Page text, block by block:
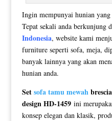
Ingin mempunyai hunian
Tepat sekali anda berkunjung
Indonesia, website kami
furniture seperti sofa, meja,
banyak lainnya yang akan
hunian anda.
Setsofa tamu mewah
design HD-1459ini
konsep elegan dan klasik,